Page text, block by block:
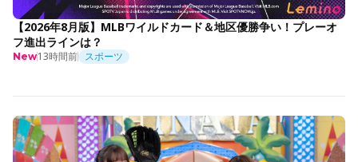
【2026年8月版】MLBワイルドカード＆地区優勝争い！プレーオ
フ進出ラインは？
New13時間前 スポーツ